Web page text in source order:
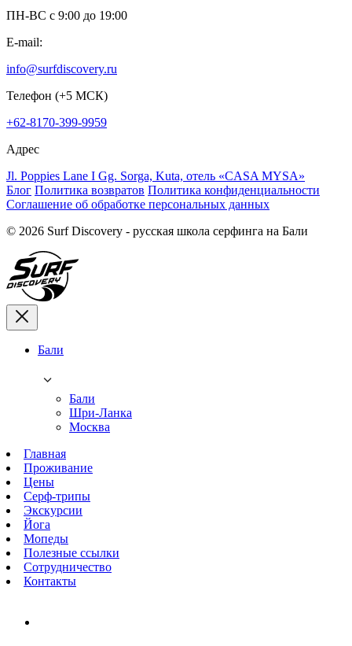
ПН-ВС c 9:00 до 19:00
E-mail:
info@surfdiscovery.ru
Телефон (+5 МСК)
+62-8170-399-9959
Адрес
Jl. Poppies Lane I Gg. Sorga, Kuta, отель «CASA MYSA»
Блог Политика возвратов Политика конфиденциальности
Соглашение об обработке персональных данных
© 2026 Surf Discovery - русская школа серфинга на Бали
Бали
Бали
Шри-Ланка
Москва
Главная
Проживание
Цены
Серф-трипы
Экскурсии
Йога
Мопеды
Полезные ссылки
Сотрудничество
Контакты